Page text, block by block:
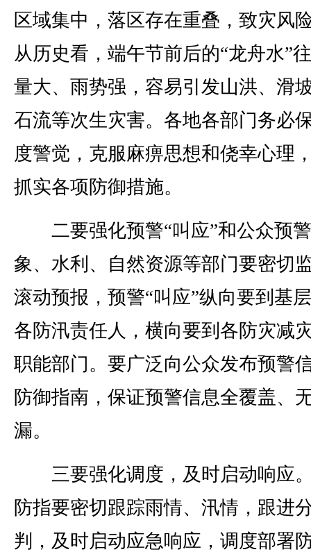
区域集中，落区存在重叠，致灾风
从历史看，端午节前后的“龙舟水”
量大、雨势强，容易引发山洪、滑
石流等次生灾害。各地各部门务必
度警觉，克服麻痹思想和侥幸心理
抓实各项防御措施。
二要强化预警“叫应”和公众预
象、水利、自然资源等部门要密切
滚动预报，预警“叫应”纵向要到基
各防汛责任人，横向要到各防灾减
职能部门。要广泛向公众发布预警
防御指南，保证预警信息全覆盖、
漏。
三要强化调度，及时启动响应
防指要密切跟踪雨情、汛情，跟进
判，及时启动应急响应，调度部署